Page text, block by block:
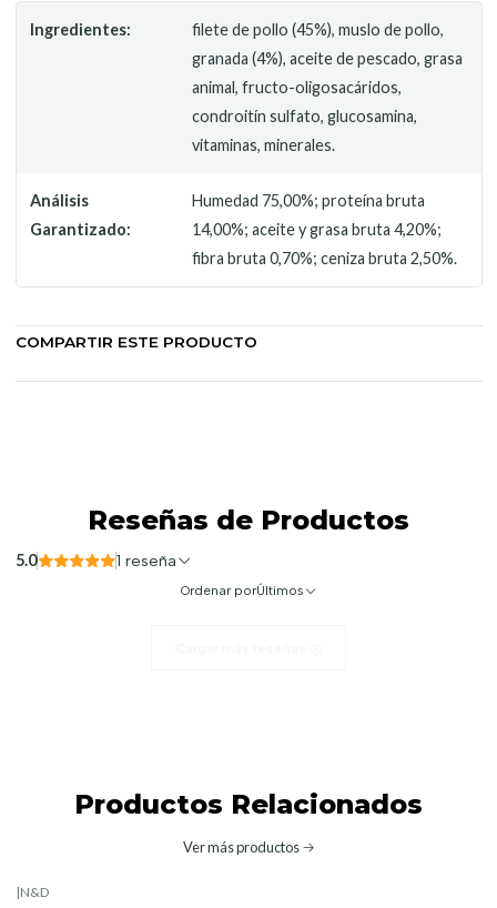
Ingredientes:
filete de pollo (45%), muslo de pollo,
granada (4%), aceite de pescado, grasa
animal, fructo-oligosacáridos,
condroitín sulfato, glucosamina,
vitaminas, minerales.
Análisis
Garantizado:
Humedad 75,00%; proteína bruta
14,00%; aceite y grasa bruta 4,20%;
fibra bruta 0,70%; ceniza bruta 2,50%.
COMPARTIR ESTE PRODUCTO
Reseñas de Productos
5.0 1 reseña
Ordenar porÚltimos
Productos Relacionados
Ver más productos
|N&D